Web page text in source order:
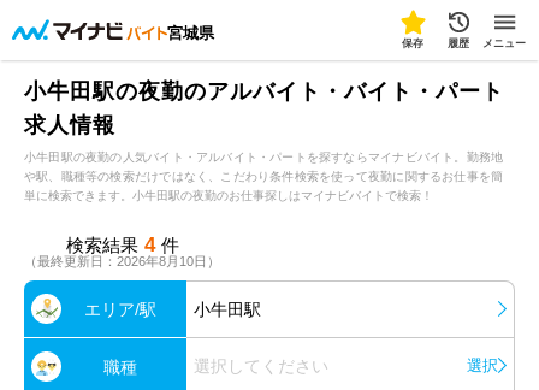
宮城県
保存 履歴 メニュー
小牛田駅の夜勤のアルバイト・バイト・パート
求人情報
小牛田駅の夜勤の人気バイト・アルバイト・パートを探すならマイナビバイト。勤務地
や駅、職種等の検索だけではなく、こだわり条件検索を使って夜勤に関するお仕事を簡
単に検索できます。小牛田駅の夜勤のお仕事探しはマイナビバイトで検索！
検索結果 4 件
（最終更新日：2026年8月10日）
エリア/駅 小牛田駅
職種 選択してください 選択